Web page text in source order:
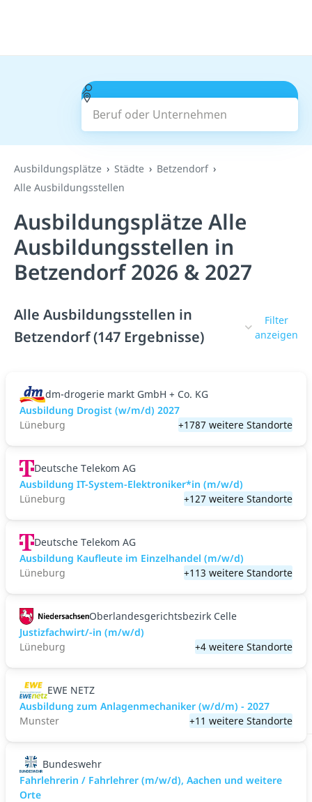
Beruf oder Unternehmen
Suchen
Ausbildungsplätze Städte
Betzendorf
Alle Ausbildungsstellen
Ausbildungsplätze Alle
Ausbildungsstellen in
Betzendorf 2026 & 2027
Alle Ausbildungsstellen in
Betzendorf (147 Ergebnisse)
Filter
anzeigen
dm-drogerie markt GmbH + Co. KG
Ausbildung Drogist (w/m/d) 2027
Lüneburg
+1787 weitere Standorte
Deutsche Telekom AG
Ausbildung IT-System-Elektroniker*in (m/w/d)
Lüneburg
+127 weitere Standorte
Deutsche Telekom AG
Ausbildung Kaufleute im Einzelhandel (m/w/d)
Lüneburg
+113 weitere Standorte
Oberlandesgerichtsbezirk Celle
Justizfachwirt/-in (m/w/d)
Lüneburg
+4 weitere Standorte
EWE NETZ
Ausbildung zum Anlagenmechaniker (w/d/m) - 2027
Munster
+11 weitere Standorte
Bundeswehr
Fahrlehrerin / Fahrlehrer (m/w/d), Aachen und weitere
Orte